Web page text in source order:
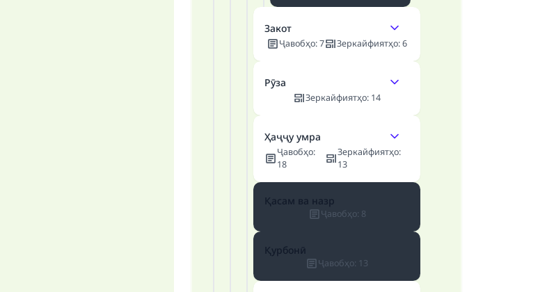
Закот
Ҷавобҳо:7 Зеркайфиятҳо:6
Рӯза
Зеркайфиятҳо: 14
Ҳаҷҷу умра
Ҷавобҳо:
18
Зеркайфиятҳо:
13
Қасам ва назр
Ҷавобҳо: 8
Қурбонӣ
Ҷавобҳо: 13
Support IslamQA